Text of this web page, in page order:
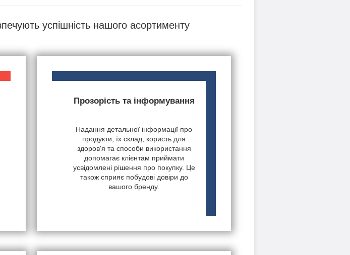
успішність нашого асортименту
Прозорість та інформування
Надання детальної інформації про
продукти, їх склад, користь для
здоров'я та способи використання
допомагає клієнтам приймати
усвідомлені рішення про покупку. Це
також сприяє побудові довіри до
вашого бренду.